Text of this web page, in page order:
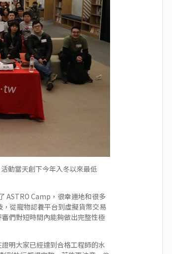
動當天創下今年入冬以來最低
ASTRO Camp，很幸運地和很多
從寵物認養平台到虛擬貨幣交易
們對短時間內能夠做出完整性極
明大家已經達到合格工程師的水